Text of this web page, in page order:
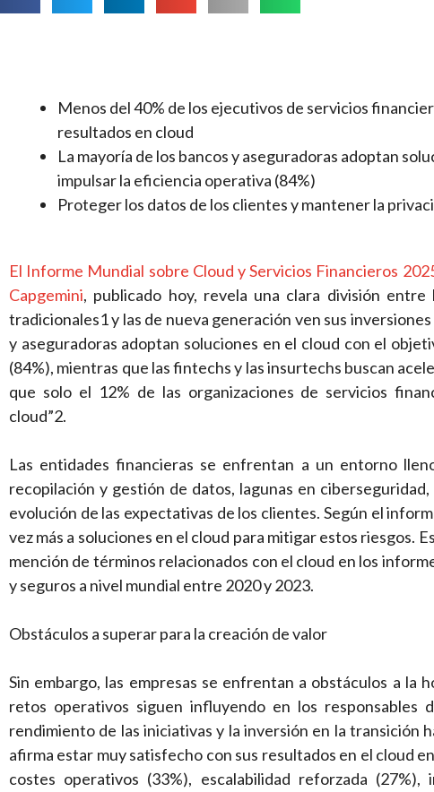
Menos del 40% de los ejecutivos de servicios
resultados en cloud
La mayoría de los bancos y aseguradoras adoptan
impulsar la eficiencia operativa (84%)
Proteger los datos de los clientes y mantener la
El Informe Mundial sobre Cloud y Servicios Financieros
Capgemini, publicado hoy, revela una clara división
tradicionales1 y las de nueva generación ven sus
y aseguradoras adoptan soluciones en el cloud con el
(84%), mientras que las fintechs y las insurtechs buscan
que solo el 12% de las organizaciones de servicios
cloud”2.
Las entidades financieras se enfrentan a un entorno
recopilación y gestión de datos, lagunas en
evolución de las expectativas de los clientes. Según el
vez más a soluciones en el cloud para mitigar estos riesgos.
mención de términos relacionados con el cloud en los
y seguros a nivel mundial entre 2020 y 2023.
Obstáculos a superar para la creación de valor
Sin embargo, las empresas se enfrentan a obstáculos a la
retos operativos siguen influyendo en los responsables
rendimiento de las iniciativas y la inversión en la transición
afirma estar muy satisfecho con sus resultados en el cloud
costes operativos (33%), escalabilidad reforzada